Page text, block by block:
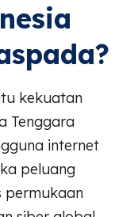
kekuatan
Tenggara
internet
peluang
permukaan